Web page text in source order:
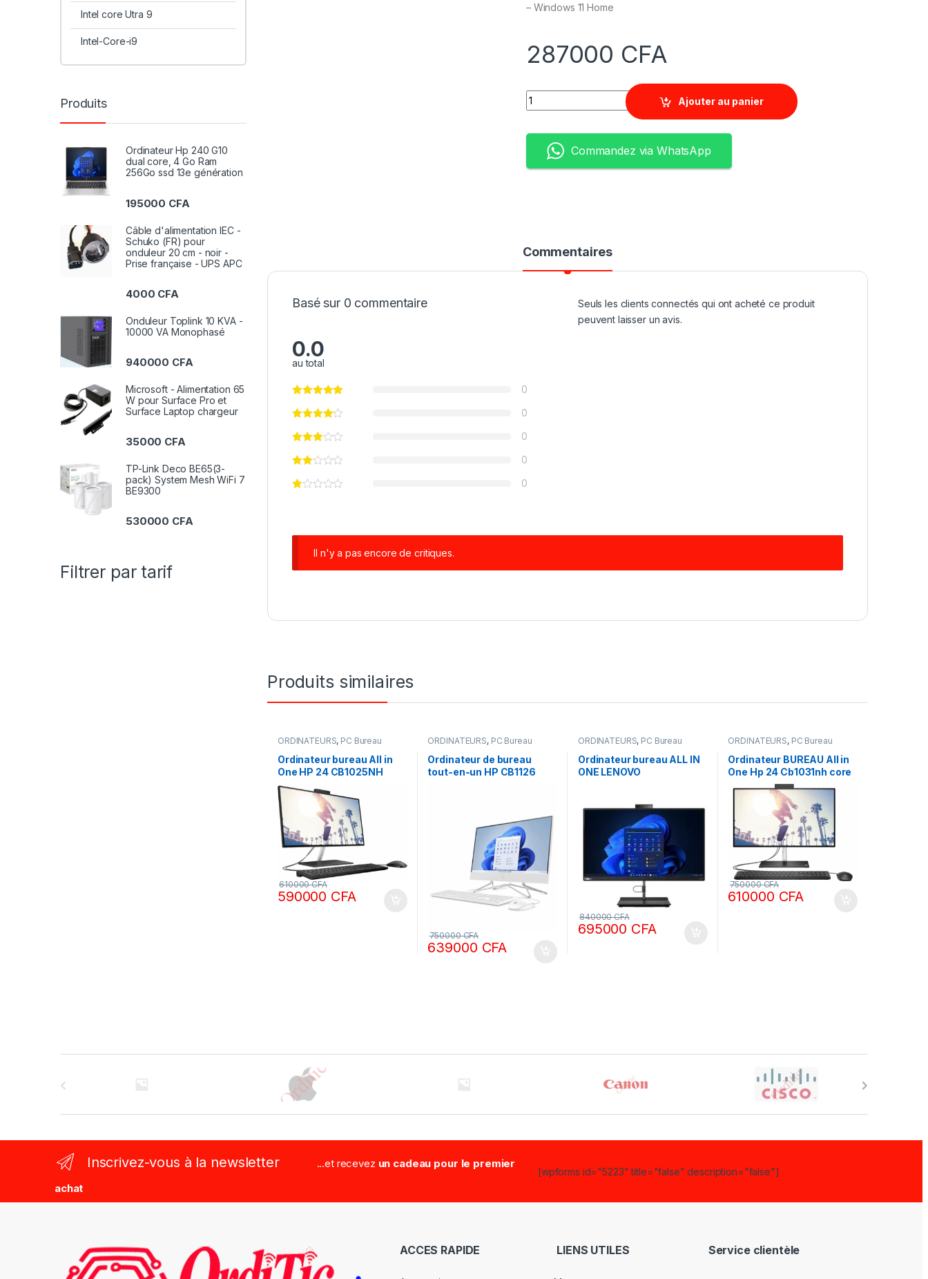
– Windows 11 Home
287000 CFA
Quantity
Ajouter au panier
Commandez via WhatsApp
Commentaires
Basé sur 0 commentaire
0.0
au total
0
0
0
0
0
Seuls les clients connectés qui ont acheté ce produit
peuvent laisser un avis.
Il n'y a pas encore de critiques.
Produits similaires
ORDINATEURS, PC Bureau
Ordinateur bureau All in
One HP 24 CB1025NH
core i5 8gb Ram 1To SSD
écran 24 pouces, non
tactile 12ème génération
590000 CFA
610000CFA
ORDINATEURS, PC Bureau
Ordinateur de bureau
tout-en-un HP CB1126
non tactile, DOS, couleur
blanche, clavier AZERTY,
garantie 1 an
639000 CFA
750000CFA
ORDINATEURS, PC Bureau
Ordinateur bureau ALL IN
ONE LENOVO
Go DDR4 RAM 512 SSD
ECRAN 27 Pouces
Windows 11 Pro
695000 CFA
840000CFA
ORDINATEURS, PC Bureau
Ordinateur BUREAU All in
One Hp 24 Cb1031nh core
i5 8Go Ram 256 SSD +1To
HDD, écran 24 pouces
tactile 12ème génération
610000 CFA
750000CFA
Intel core Utra 9
Intel-Core-i9
Produits
Ordinateur Hp 240 G10
dual core, 4 Go Ram
256Go ssd 13e génération
195000 CFA
Câble d'alimentation IEC -
Schuko (FR) pour
onduleur 20 cm - noir -
Prise française - UPS APC
4000 CFA
Onduleur Toplink 10 KVA -
10000 VA Monophasé
940000 CFA
Microsoft - Alimentation 65
W pour Surface Pro et
Surface Laptop chargeur
35000 CFA
TP-Link Deco BE65(3-
pack) System Mesh WiFi 7
BE9300
530000 CFA
Filtrer par tarif
s
Inscrivez-vous à la newsletter ...et recevez un cadeau pour le premier
achat
[wpforms id="5223" title="false" description="false"]
ACCES RAPIDE LIENS UTILES Service clientèle